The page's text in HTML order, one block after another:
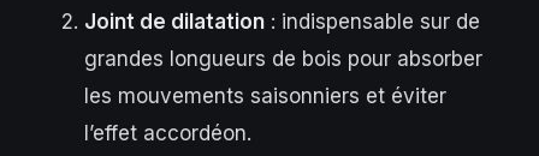
Joint de dilatation : indispensable sur de
grandes longueurs de bois pour absorber
les mouvements saisonniers et éviter
l’effet accordéon.